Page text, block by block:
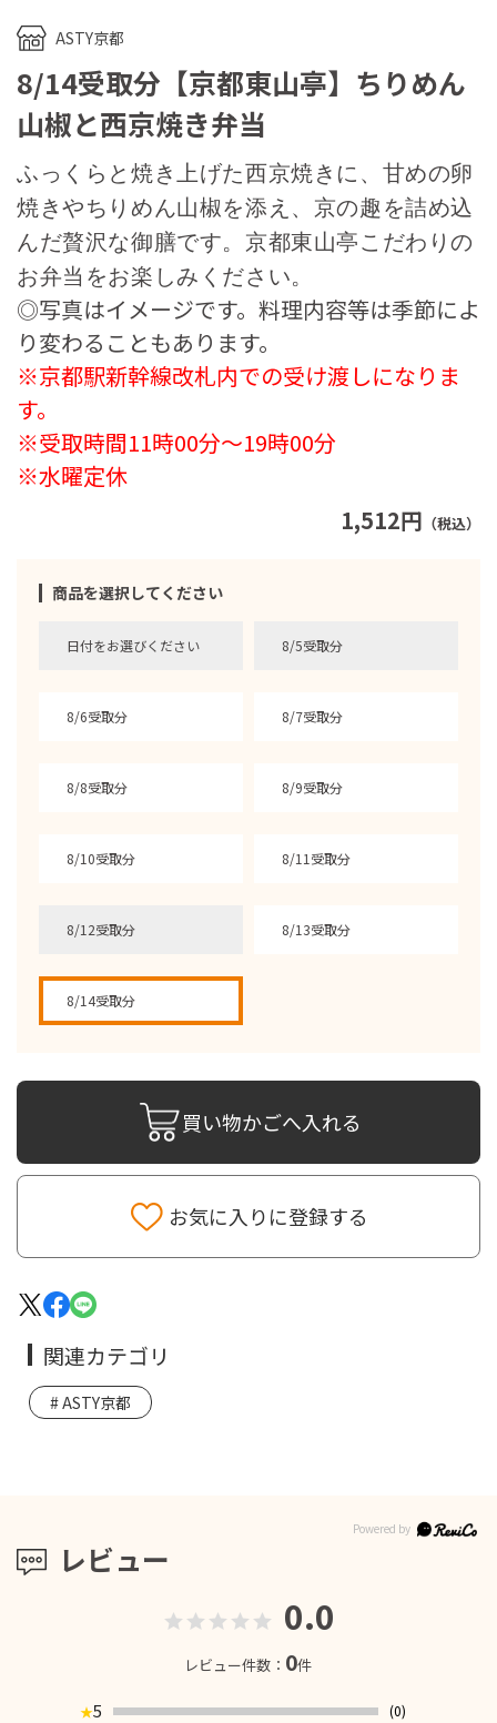
ASTY京都
8/14受取分【京都東山亭】ちりめん
山椒と西京焼き弁当
1,512円 （税込）
商品を選択してください
日付をお選びください 8/5受取分
8/6受取分 8/7受取分
8/8受取分 8/9受取分
8/10受取分 8/11受取分
8/12受取分 8/13受取分
8/14受取分
ふっくらと焼き上げた西京焼きに、甘めの卵
焼きやちりめん山椒を添え、京の趣を詰め込
んだ贅沢な御膳です。京都東山亭こだわりの
お弁当をお楽しみください。
◎写真はイメージです。料理内容等は季節によ
り変わることもあります。
※京都駅新幹線改札内での受け渡しになりま
す。
※受取時間11時00分～19時00分
※水曜定休
買い物かごへ入れる
お気に入りに登録する
レビュー
0.0
レビュー件数： 0件
★5
(0)
関連カテゴリ
ASTY京都